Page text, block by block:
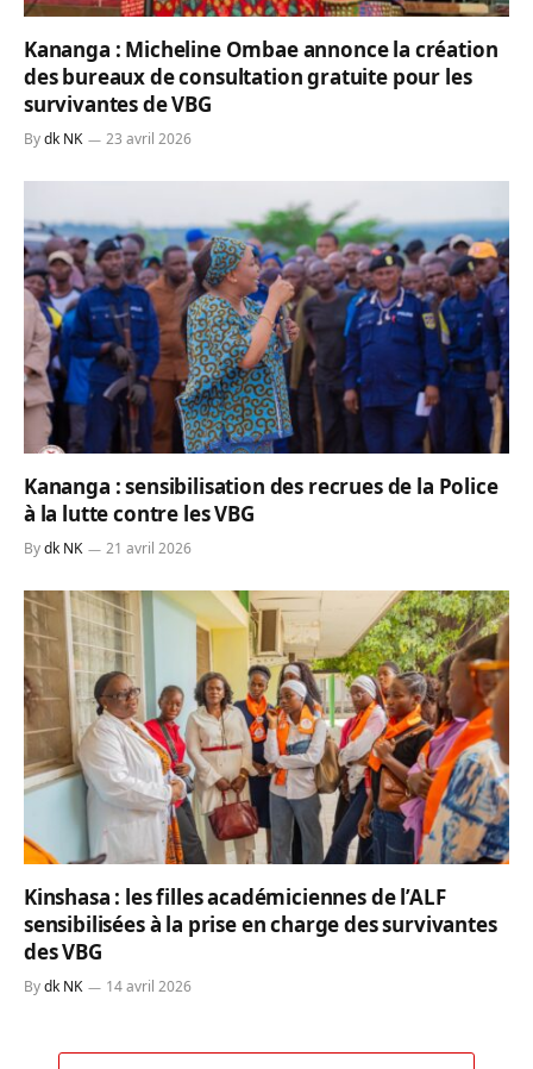
Kananga : Micheline Ombae annonce la création
des bureaux de consultation gratuite pour les
survivantes de VBG
Bydk NK 23 avril 2026
Kananga : sensibilisation des recrues de la Police
à la lutte contre les VBG
Bydk NK 21 avril 2026
Kinshasa : les filles académiciennes de l’ALF
sensibilisées à la prise en charge des survivantes
des VBG
Bydk NK 14 avril 2026